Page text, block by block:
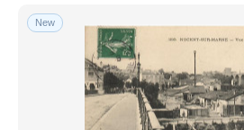
New